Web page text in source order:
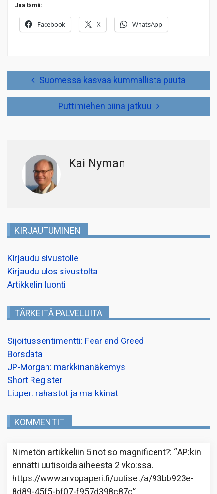
Jaa tämä:
Facebook X WhatsApp
Artikkelien Suomessa kasvaa kummallista puuta
Puttimiehen piina jatkuu
Kai Nyman
KIRJAUTUMINEN
Kirjaudu sivustolle
Kirjaudu ulos sivustolta
Artikkelin luonti
TÄRKEITÄ PALVELUITA
Sijoitussentimentti: Fear and Greed
Borsdata
JP-Morgan: markkinanäkemys
Short Register
Lipper: rahastot ja markkinat
KOMMENTIT
Nimetön artikkeliin 5 not so magnificent?: “AP:kin
ennätti uutisoida aiheesta 2 vko:ssa.
https://www.arvopaperi.fi/uutiset/a/93bb923e-